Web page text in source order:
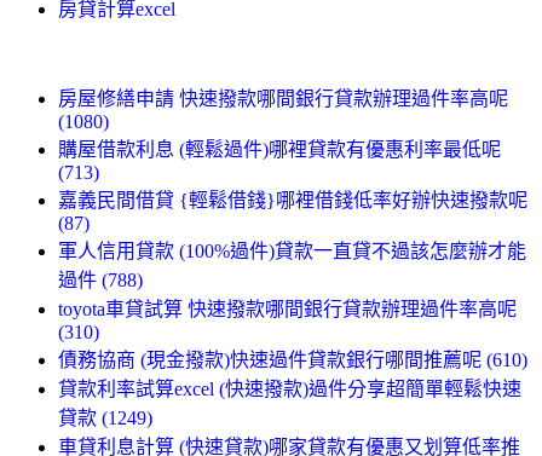
房貸計算excel
房屋修繕申請 快速撥款哪間銀行貸款辦理過件率高呢
(1080)
購屋借款利息 (輕鬆過件)哪裡貸款有優惠利率最低呢
(713)
嘉義民間借貸 {輕鬆借錢}哪裡借錢低率好辦快速撥款呢
(87)
軍人信用貸款 (100%過件)貸款一直貸不過該怎麼辦才能
過件 (788)
toyota車貸試算 快速撥款哪間銀行貸款辦理過件率高呢
(310)
債務協商 (現金撥款)快速過件貸款銀行哪間推薦呢 (610)
貸款利率試算excel (快速撥款)過件分享超簡單輕鬆快速
貸款 (1249)
車貸利息計算 (快速貸款)哪家貸款有優惠又划算低率推